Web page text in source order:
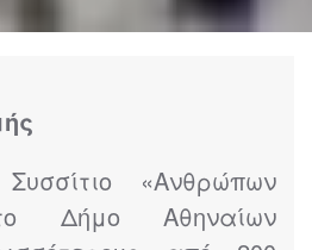
«Ανθρώπων
Δήμο Αθηναίων